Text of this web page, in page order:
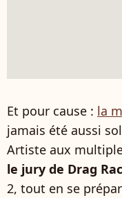
Et pour cause : la
jamais été aussi
Artiste aux
le jury de Drag
2, tout en se